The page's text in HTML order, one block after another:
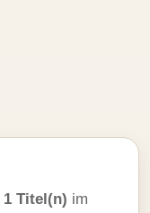
1 Titel(n) im